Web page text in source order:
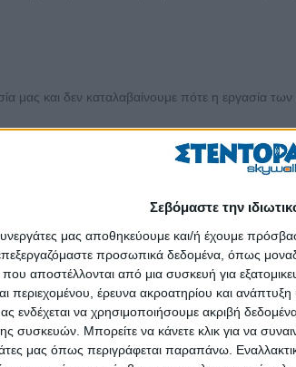
Σεβόμαστε την
μας αποθηκεύουμε και/ή έχουμε
προσωπικά δεδομένα, όπως
αποστέλλονται από μια συσκευή για
περιεχομένου, έρευνα ακροατηρίου και
ενδέχεται να χρησιμοποιήσουμε ακριβή
συσκευών. Μπορείτε να κάνετε κλικ για να
μας όπως περιγράφεται παραπάνω.
μας και δεν καταλαβαίνουμε πότε η εργασία των
μας
δεν διακρίνουμε τον ιστό των ανθρωπίνων
τα θέλω μας
κάθε είδους επικοινωνίας και διαπραγμάτευσης
οι τεταμένες εργασιακές σχέσεις, η